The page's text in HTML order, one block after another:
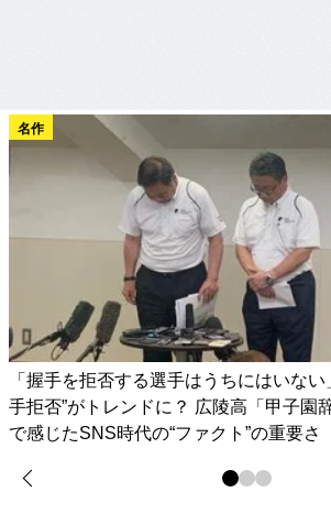
名作
「握手を拒否する選手はうちにはいな
手拒否”がトレンドに？ 広陵高「甲子園
で感じたSNS時代の“ファクト”の重要さ